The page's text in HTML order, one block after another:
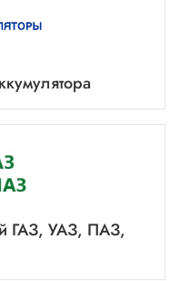
ГАЗ, УАЗ, ПАЗ,